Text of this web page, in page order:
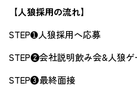
【人狼採用の流れ】
STEP➊人狼採用へ応募
STEP❷会社説明飲み会&人狼ゲ
STEP❸最終面接